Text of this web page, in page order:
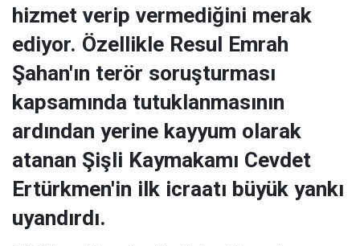
hizmet verip vermediğini merak
ediyor. Özellikle Resul Emrah
Şahan'ın terör soruşturması
kapsamında tutuklanmasının
ardından yerine kayyum olarak
atanan Şişli Kaymakamı Cevdet
Ertürkmen'in ilk icraatı büyük yankı
uyandırdı.